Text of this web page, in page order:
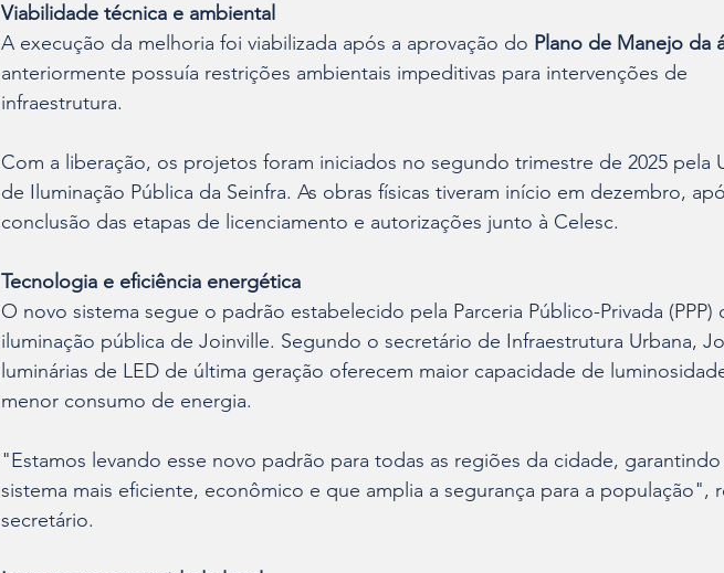
Viabilidade técnica e ambiental
A execução da melhoria foi viabilizada após a aprovação do Plano de Manejo da
anteriormente possuía restrições ambientais impeditivas para intervenções de
infraestrutura.
Com a liberação, os projetos foram iniciados no segundo trimestre de 2025 pela
de Iluminação Pública da Seinfra. As obras físicas tiveram início em dezembro,
conclusão das etapas de licenciamento e autorizações junto à Celesc.
Tecnologia e eficiência energética
O novo sistema segue o padrão estabelecido pela Parceria Público-Privada (PPP)
iluminação pública de Joinville. Segundo o secretário de Infraestrutura Urbana,
luminárias de LED de última geração oferecem maior capacidade de
menor consumo de energia.
"Estamos levando esse novo padrão para todas as regiões da cidade,
sistema mais eficiente, econômico e que amplia a segurança para a população",
secretário.